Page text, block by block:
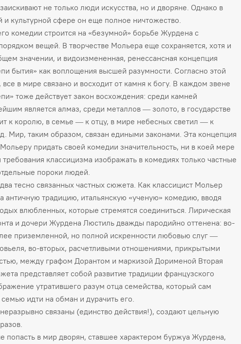
не только люди искусства, но и дворяне. Однако в
и культурной сфере он еще полное ничтожество.
комедии строится на «безумной» борьбе Журдена с
вещей. В творчестве Мольера еще сохраняется, хотя и
значении, и видоизмененная, ренессансная концепция
бытия» как воплощения высшей разумности. Согласно этой
в мире связано и восходит от камня к богу. В каждом звене
тоже действует закон восхождения: среди камней
является алмаз, среди металлов — золото, в государстве
к королю, в семье — к отцу, в мире небесных светил — к
д. Мир, таким образом, связан едиными законами. Эта концепция
придать своей комедии значительность, ни в коей мере
классицизма изображать в комедиях только частные
пороки людей.
тесно связанных частных сюжета. Как классицист Мольер
античную традицию, итальянскую «ученую» комедию, вводя
влюбленных, которые стремятся соединиться. Лирическая
и дочери Журдена Люстиль дважды пародийно оттенена: во-
приземленной, но полной искренности любовью слуг —
во-вторых, расчетливыми отношениями, прикрытыми
между графом Дорантом и маркизой Дорименой Вторая
представляет собой развитие традиции французского
утратившего разум отца семейства, который сам
идти на обман и дурачить его.
связаны (единство действия!), создают цельную
попасть в мир дворян, ставшее характером буржуа Журдена,